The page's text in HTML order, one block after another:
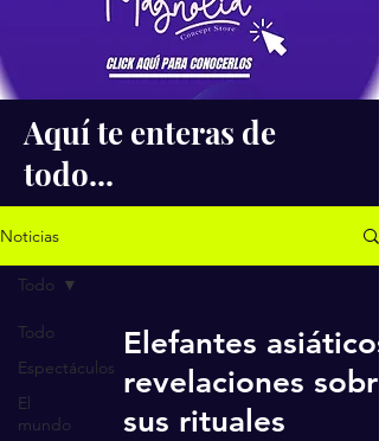
Aquí te enteras de
todo...
Noticias
Todo
Espectáculos
El
mundo
Todo
Elefantes
revelaciones sobre
sus rituales